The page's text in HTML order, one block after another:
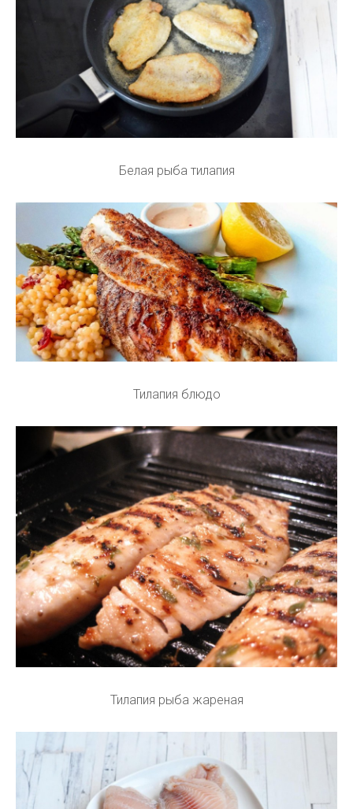
Белая рыба тилапия
Тилапия блюдо
Тилапия рыба жареная